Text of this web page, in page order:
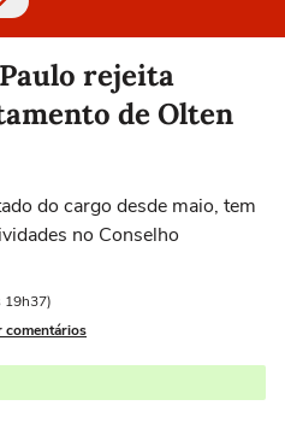
notícias
rejeita
de Olten
do cargo desde maio, tem
no Conselho
19h37)
comentários